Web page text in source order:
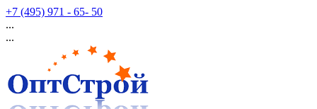
+7 (495) 971 - 65- 50
...
...